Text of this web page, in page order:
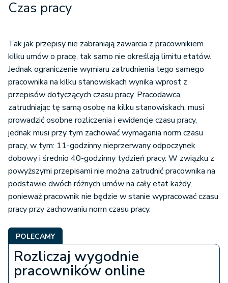
Czas pracy
Tak jak przepisy nie zabraniają zawarcia z pracownikiem
kilku umów o pracę, tak samo nie określają limitu etatów.
Jednak ograniczenie wymiaru zatrudnienia tego samego
pracownika na kilku stanowiskach wynika wprost z
przepisów dotyczących czasu pracy. Pracodawca,
zatrudniając tę samą osobę na kilku stanowiskach, musi
prowadzić osobne rozliczenia i ewidencje czasu pracy,
jednak musi przy tym zachować wymagania norm czasu
pracy, w tym: 11-godzinny nieprzerwany odpoczynek
dobowy i średnio 40-godzinny tydzień pracy. W związku z
powyższymi przepisami nie można zatrudnić pracownika na
podstawie dwóch różnych umów na cały etat każdy,
ponieważ pracownik nie będzie w stanie wypracować czasu
pracy przy zachowaniu norm czasu pracy.
POLECAMY
Rozliczaj wygodnie
pracowników online